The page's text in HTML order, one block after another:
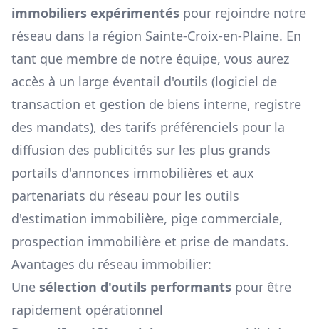
immobiliers expérimentés pour rejoindre notre
réseau dans la région Sainte-Croix-en-Plaine. En
tant que membre de notre équipe, vous aurez
accès à un large éventail d'outils (logiciel de
transaction et gestion de biens interne, registre
des mandats), des tarifs préférenciels pour la
diffusion des publicités sur les plus grands
portails d'annonces immobilières et aux
partenariats du réseau pour les outils
d'estimation immobilière, pige commerciale,
prospection immobilière et prise de mandats.
Avantages du réseau immobilier:
Une sélection d'outils performants pour être
rapidement opérationnel